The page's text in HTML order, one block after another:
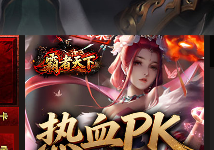
霸者天下1
霸者天下1
霸者天下2
霸者天下2
霸者天下3
霸者天下3
霸者天下4
霸者天下4
霸者天下5
霸者天下5